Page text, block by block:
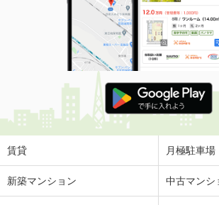
賃貸 月極駐車場
新築マンション 中古マンシ